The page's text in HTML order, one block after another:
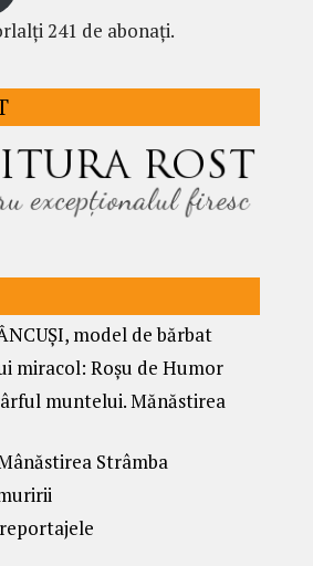
241 de abonați.
model de bărbat
miracol: Roșu de Humor
muntelui. Mănăstirea
Strâmba